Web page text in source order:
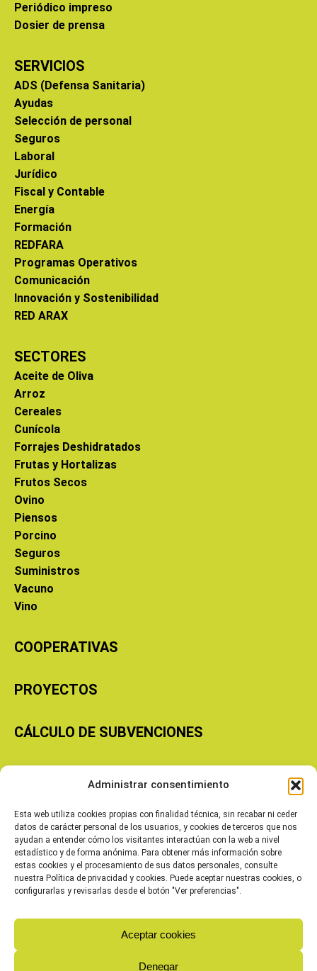
Administrar consentimiento
Esta web utiliza cookies propias con finalidad técnica, sin recabar ni ceder
datos de carácter personal de los usuarios, y cookies de terceros que nos
ayudan a entender cómo los visitantes interactúan con la web a nivel
estadístico y de forma anónima. Para obtener más información sobre
estas cookies y el procesamiento de sus datos personales, consulte
nuestra Política de privacidad y cookies. Puede aceptar nuestras cookies, o
configurarlas y revisarlas desde el botón "Ver preferencias".
Aceptar cookies
Denegar
Periódico impreso
Dosier de prensa
SERVICIOS
ADS (Defensa Sanitaria)
Ayudas
Selección de personal
Seguros
Laboral
Jurídico
Fiscal y Contable
Energía
Formación
REDFARA
Programas Operativos
Comunicación
Innovación y Sostenibilidad
RED ARAX
SECTORES
Aceite de Oliva
Arroz
Cereales
Cunícola
Forrajes Deshidratados
Frutas y Hortalizas
Frutos Secos
Ovino
Piensos
Porcino
Seguros
Suministros
Vacuno
Vino
COOPERATIVAS
PROYECTOS
CÁLCULO DE SUBVENCIONES